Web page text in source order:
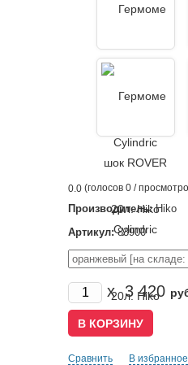
0.0 (голосов 0 /
Производитель:Hiko
Артикул:83900
x 3 420
Сравнить В избранное